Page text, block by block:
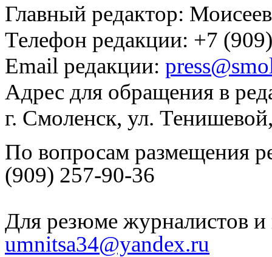
Главный редактор:
Телефон редакции: +7
Email редакции:
Адрес для обращения в
г. Смоленск, ул.
По вопросам размещения
(909) 257-90-36
Для резюме журналистов и
umnitsa34@yandex.ru